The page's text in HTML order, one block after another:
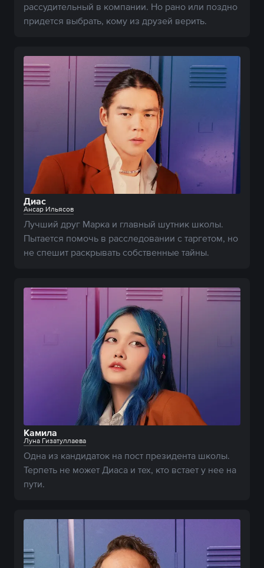
рассудительный в компании. Но рано или поздно
придется выбрать, кому из друзей верить.
Диас
Ансар Ильясов
Лучший друг Марка и главный шутник школы.
Пытается помочь в расследовании с таргетом, но
не спешит раскрывать собственные тайны.
Камила
Луна Гизатуллаева
Одна из кандидаток на пост президента школы.
Терпеть не может Диаса и тех, кто встает у нее на
пути.